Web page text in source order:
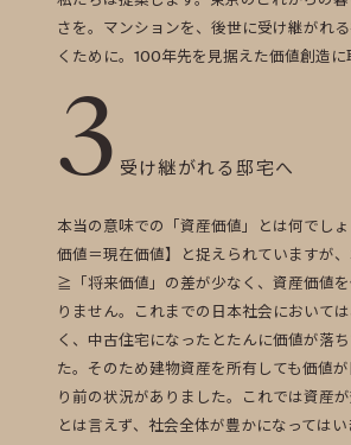
さを。マンションを、後世に受け継がれ
くために。100年先を見据えた価値創造に
3 受け継がれる邸宅へ
本当の意味での「資産価値」とは何でし
価値＝現在価値】と捉えられていますが、
≧「将来価値」の差が少なく、資産価値
りません。これまでの日本社会において
く、中古住宅になったとたんに価値が落
た。そのため建物資産を所有しても価値
り前の状況がありました。これでは資産
とは言えず、社会全体が豊かになっては